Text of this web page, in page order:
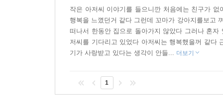
함께 말이지요! - 바르브루 린드그렌
누리과정: 3월-친구, 규칙｜4월-봄, 동식물｜5월-나
교과과정: 1-1 봄 1. 학교에 가면｜1-2 국어 10. 인
2-1 국어 10. 다른 사람을 생각해요｜2-2 국어 7.
작은 아저씨 이야기를 들으니깐 처음에는 친구가
행복을 느꼈던거 같다 그런데 꼬마가 강아지를보고
떠나서 한동안 집으로 돌아가지 않았다 그러나 혼
저씨를 기다리고 있었다 아저씨는 행복했을꺼 같다
기가 사랑받고 있다는 생각이 안들... 더보기
1